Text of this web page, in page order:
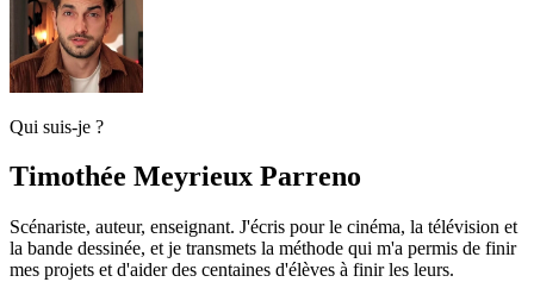
Qui suis-je ?
Timothée Meyrieux Parreno
Scénariste, auteur, enseignant. J'écris pour le cinéma, la télévision et
la bande dessinée, et je transmets la méthode qui m'a permis de finir
mes projets et d'aider des centaines d'élèves à finir les leurs.